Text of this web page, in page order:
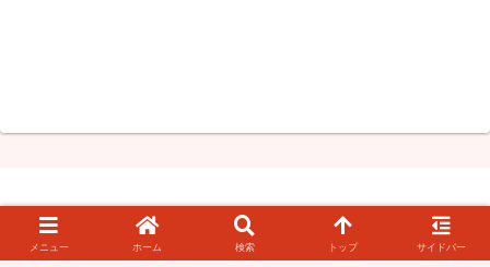
このブログについて お問い合わせ・情報提供
メニュー ホーム 検索 トップ サイドバー